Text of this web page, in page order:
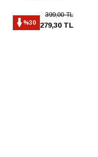
%30
399,00 TL
279,30 TL